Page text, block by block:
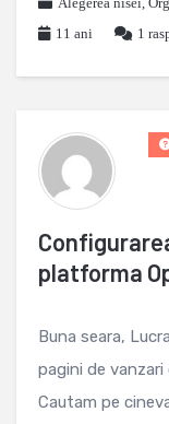
11 ani
1
platforma
Buna seara,
pagini de
Cautam pe